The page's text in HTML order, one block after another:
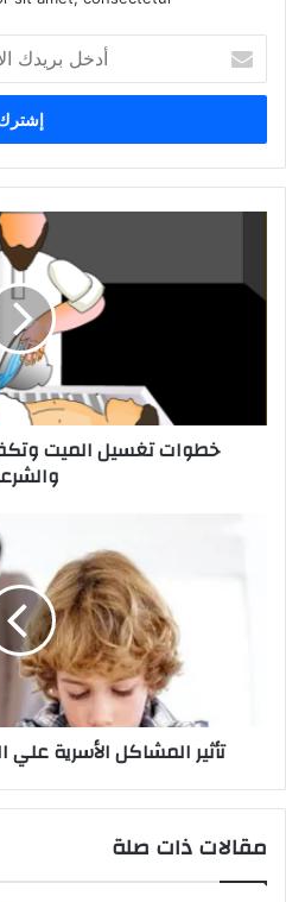
بريدك
الإلكتروني
خطوات تغسيل الميت
تأثير المشاكل الأسرية
مقالات ذات صلة